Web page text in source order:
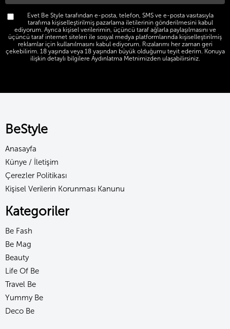
Evet Be Style tarafından e-posta, telefon, SMS ve e-posta vasıtasıyla
tarafıma kişiselleştirilmiş pazarlama iletilerinin gönderilmesini kabul
ediyorum. Ayrıca kişisel verilerimin, üçüncü taraf ağlarla paylaşılmasını ve
üçüncü taraf internet siteleri ile sosyal medya platformlarında kişiselleştirilmiş
reklamlar için kullanılmasını kabul ediyorum. Rızalarımı her zaman geri
çekebilirim. 18 yaşında veya 18 yaşından büyük olduğumu teyit ederim. Konuya
ilişkin detaylı bilgilere Aydınlatma Metnimizden ulaşabilirsiniz.
BeStyle
Anasayfa
Künye / İletişim
Çerezler Politikası
Kişisel Verilerin Korunması Kanunu
Kategoriler
Be Fash
Be Mag
Beauty
Life Of Be
Travel Be
Yummy Be
Deco Be